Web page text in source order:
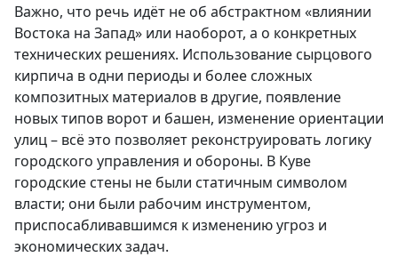
Важно, что речь идёт не об абстрактном «влиянии
Востока на Запад» или наоборот, а о конкретных
технических решениях. Использование сырцового
кирпича в одни периоды и более сложных
композитных материалов в другие, появление
новых типов ворот и башен, изменение ориентации
улиц – всё это позволяет реконструировать логику
городского управления и обороны. В Куве
городские стены не были статичным символом
власти; они были рабочим инструментом,
приспосабливавшимся к изменению угроз и
экономических задач.